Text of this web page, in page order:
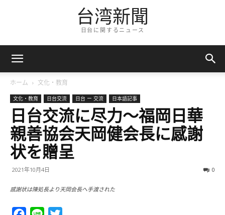
台湾新聞
日台に関するニュース
ホーム 文化・教育
文化・教育 日台交流 日台 ー 交流 日本語記事
日台交流に尽力～福岡日華
親善協会天岡健会長に感謝
状を贈呈
2021年10月4日 0
感謝状は陳処長より天岡会長へ手渡された